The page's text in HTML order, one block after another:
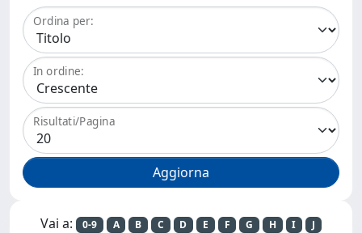
Ordina per:
In ordine:
Risultati/Pagina
Vai a: 0-9 A B C D E F G H I
J